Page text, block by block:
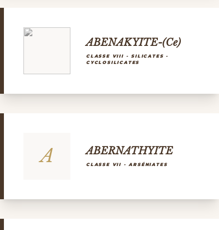
ABENAKYITE-(Ce)
CLASSE VIII - SILICATES -
CYCLOSILICATES
A ABERNATHYITE
CLASSE VII - ARSÉNIATES